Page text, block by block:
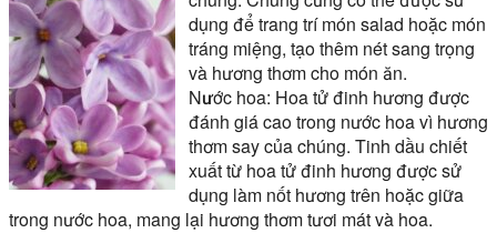
dụng để trang trí món salad hoặc món
tráng miệng, tạo thêm nét sang trọng
và hương thơm cho món ăn.
Nước hoa: Hoa tử đinh hương được
đánh giá cao trong nước hoa vì hương
thơm say của chúng. Tinh dầu chiết
xuất từ hoa tử đinh hương được sử
dụng làm nốt hương trên hoặc giữa
trong nước hoa, mang lại hương thơm tươi mát và hoa.